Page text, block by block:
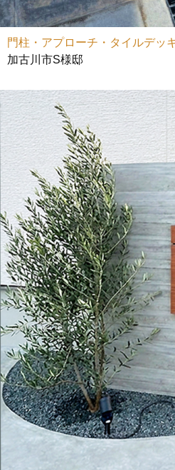
門柱・アプローチ・タイルデッ
加古川市S様邸